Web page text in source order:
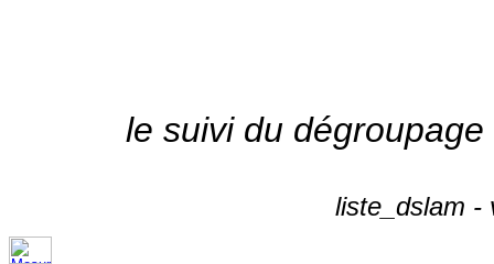
le suivi du
liste_dslam -